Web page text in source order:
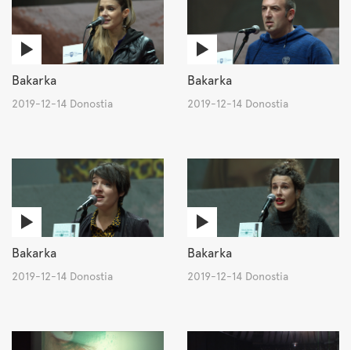
Bakarka
2019-12-14 Donostia
Bakarka
2019-12-14 Donostia
Bakarka
2019-12-14 Donostia
Bakarka
2019-12-14 Donostia